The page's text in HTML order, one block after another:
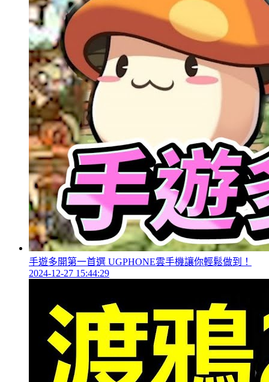
手遊多開第一首選 UGPHONE雲手機讓你輕鬆做到！
2024-12-27 15:44:29